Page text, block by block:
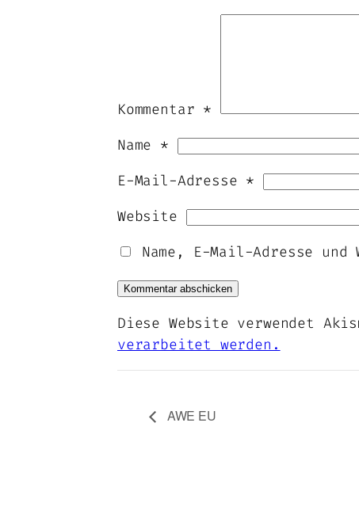
Kommentar *
Name *
E-Mail-Adresse *
Website
Name, E-Mail-Adresse
Diese Website verwendet
verarbeitet werden.
AWE EU